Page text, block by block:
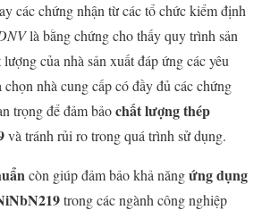
các chứng nhận từ các tổ chức kiểm định
là bằng chứng cho thấy quy trình sản
của nhà sản xuất đáp ứng các yêu
nhà cung cấp có đầy đủ các chứng
trọng để đảm bảochất lượng thép
và tránh rủi ro trong quá trình sử dụng.
còn giúp đảm bảo khả năngứng dụng
trong các ngành công nghiệp